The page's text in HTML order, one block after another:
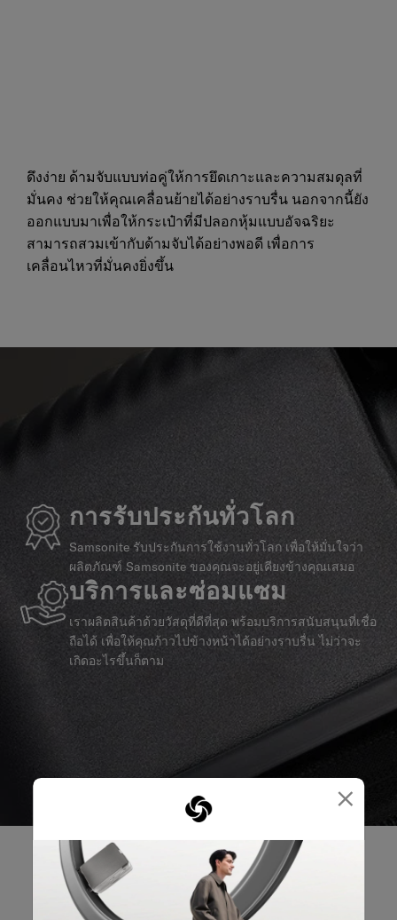
×
ดึงง่าย ด้ามจับแบบท่อคู่ให้การยึดเกาะและความสมดุลที่
มั่นคง ช่วยให้คุณเคลื่อนย้ายได้อย่างราบรื่น นอกจากนี้ยัง
ออกแบบมาเพื่อให้กระเป๋าที่มีปลอกหุ้มแบบอัจฉริยะ
สามารถสวมเข้ากับด้ามจับได้อย่างพอดี เพื่อการ
เคลื่อนไหวที่มั่นคงยิ่งขึ้น
การรับประกันทั่วโลก
Samsonite รับประกันการใช้งานทั่วโลก เพื่อให้มั่นใจว่า
ผลิตภัณฑ์ Samsonite ของคุณจะอยู่เคียงข้างคุณเสมอ
บริการและซ่อมแซม
เราผลิตสินค้าด้วยวัสดุที่ดีที่สุด พร้อมบริการสนับสนุนที่เชื่อ
ถือได้ เพื่อให้คุณก้าวไปข้างหน้าได้อย่างราบรื่น ไม่ว่าจะ
เกิดอะไรขึ้นก็ตาม